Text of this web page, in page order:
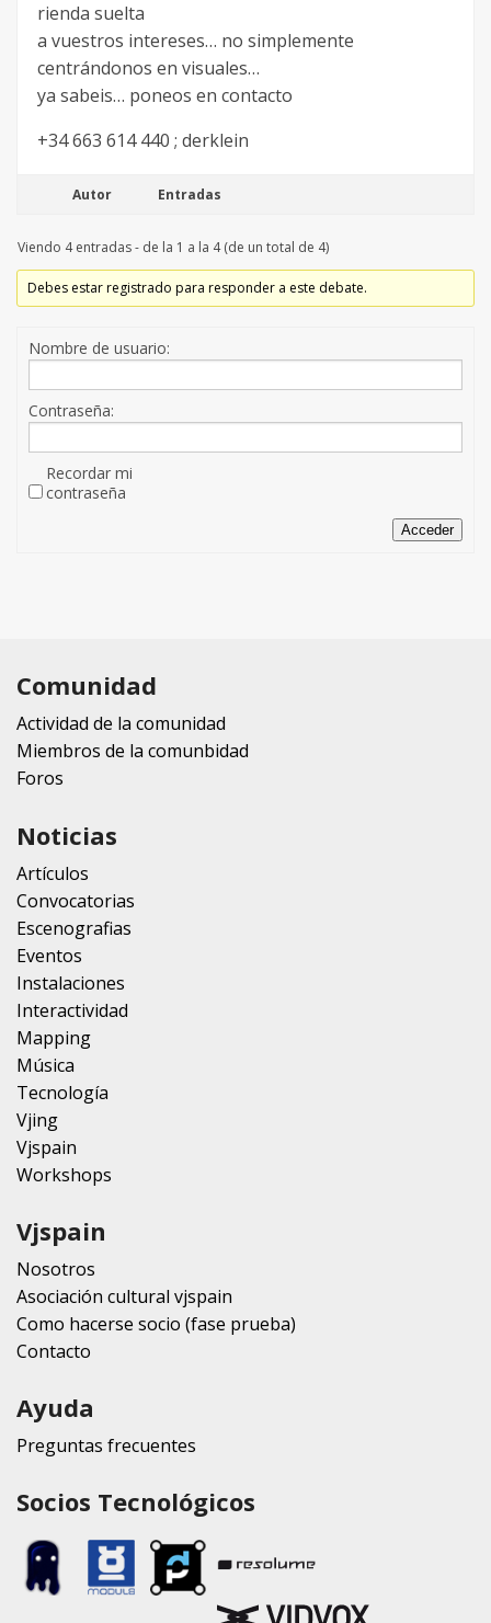
rienda suelta
a vuestros intereses… no simplemente
centrándonos en visuales…
ya sabeis… poneos en contacto
+34 663 614 440 ; derklein
Autor Entradas
Viendo 4 entradas - de la 1 a la 4 (de un total de 4)
Debes estar registrado para responder a este debate.
Nombre de usuario:
Contraseña:
Recordar mi
contraseña
Acceder
Comunidad
Actividad de la comunidad
Miembros de la comunbidad
Foros
Noticias
Artículos
Convocatorias
Escenografias
Eventos
Instalaciones
Interactividad
Mapping
Música
Tecnología
Vjing
Vjspain
Workshops
Vjspain
Nosotros
Asociación cultural vjspain
Como hacerse socio (fase prueba)
Contacto
Ayuda
Preguntas frecuentes
Socios Tecnológicos